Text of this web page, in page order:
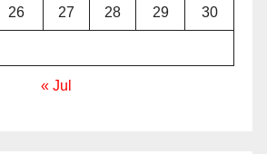
26 27 28 29 30
« Jul